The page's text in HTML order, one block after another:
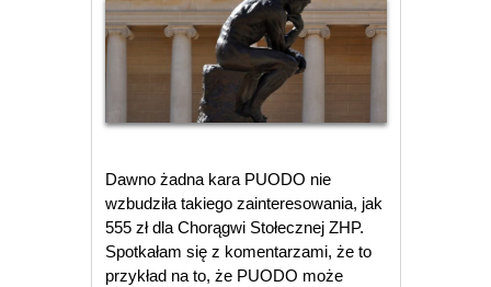
Dawno żadna kara PUODO nie
wzbudziła takiego zainteresowania, jak
555 zł dla Chorągwi Stołecznej ZHP.
Spotkałam się z komentarzami, że to
przykład na to, że PUODO może